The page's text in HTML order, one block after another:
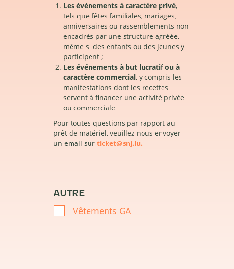
Les événements à caractère privé,
tels que fêtes familiales, mariages,
anniversaires ou rassemblements non
encadrés par une structure agréée,
même si des enfants ou des jeunes y
participent ;
Les événements à but lucratif ou à
caractère commercial, y compris les
manifestations dont les recettes
servent à financer une activité privée
ou commerciale
Pour toutes questions par rapport au
prêt de matériel, veuillez nous envoyer
un email sur ticket@snj.lu.
AUTRE
Vêtements GA